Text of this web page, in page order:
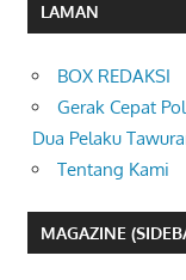
LAMAN
BOX REDAKSI
Gerak Cepat
Dua Pelaku
Tentang Kami
MAGAZINE